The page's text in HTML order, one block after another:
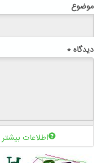
موضوع
دیدگاه *
اطلاعات